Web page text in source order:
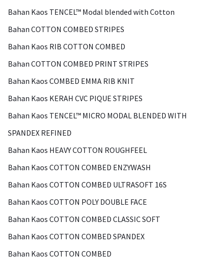
Bahan Kaos TENCEL™ Modal blended with Cotton
Bahan COTTON COMBED STRIPES
Bahan Kaos RIB COTTON COMBED
Bahan COTTON COMBED PRINT STRIPES
Bahan Kaos COMBED EMMA RIB KNIT
Bahan Kaos KERAH CVC PIQUE STRIPES
Bahan Kaos TENCEL™ MICRO MODAL BLENDED WITH
SPANDEX REFINED
Bahan Kaos HEAVY COTTON ROUGHFEEL
Bahan Kaos COTTON COMBED ENZYWASH
Bahan Kaos COTTON COMBED ULTRASOFT 16S
Bahan Kaos COTTON POLY DOUBLE FACE
Bahan Kaos COTTON COMBED CLASSIC SOFT
Bahan Kaos COTTON COMBED SPANDEX
Bahan Kaos COTTON COMBED